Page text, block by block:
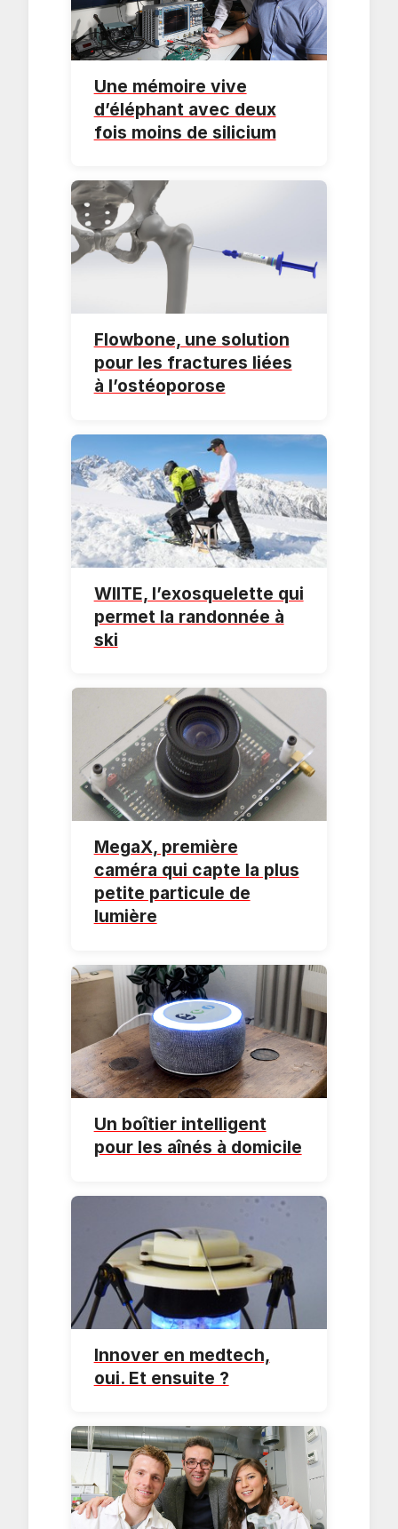
Une mémoire vive
d’éléphant avec deux
fois moins de silicium
Flowbone, une solution
pour les fractures liées
à l’ostéoporose
WIITE, l’exosquelette qui
permet la randonnée à
ski
MegaX, première
caméra qui capte la plus
petite particule de
lumière
Un boîtier intelligent
pour les aînés à domicile
Innover en medtech,
oui. Et ensuite ?